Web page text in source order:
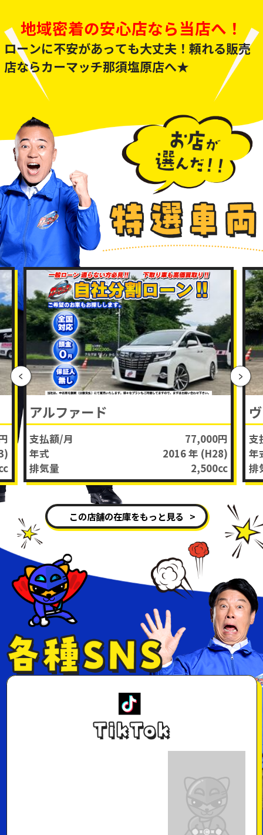
地域密着の安心店なら当店へ！
ローンに不安があっても大丈夫！頼れる販売
店ならカーマッチ那須塩原店へ★
アルファード
支払額/月
77,000円
年式
2016 年 (H28)
排気量
2,500cc
支
年
排
この店舗の在庫をもっと見る